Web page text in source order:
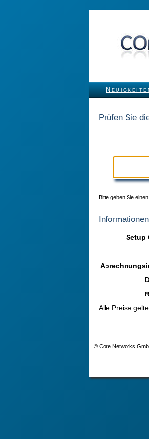
Prüfen Sie
Bitte geben Sie
Setup
Alle Preise
© Core Networks